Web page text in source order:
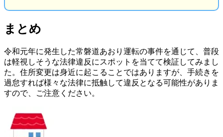
まとめ
令和元年に発生した常磐道あおり運転の事件を通じて、普段
は軽視しそうな法律違反にスポットを当てて検証してみまし
た。住所変更は身近に起こることではありますが、手続きを
過怠すれば様々な法律に抵触して違反となる可能性がありま
すので、ご注意ください。